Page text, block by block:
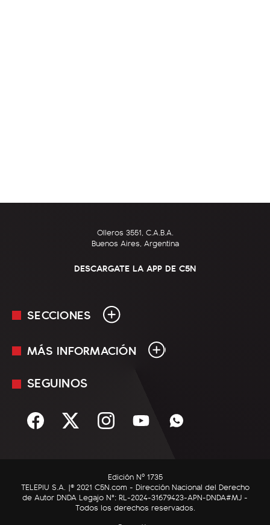
Olleros 3551, C.A.B.A.
Buenos Aires, Argentina
DESCARGATE LA APP DE C5N
SECCIONES
En Vivo
Sociedad
C5N Autos
RatingCero
MÁS INFORMACIÓN
Mediakit
Términos y condiciones
SEGUINOS
Edición Nº 1735
TELEPIU S.A. |© 2021 C5N.com - Dirección Nacional del Derecho
de Autor DNDA Legajo N°: RL-2024-31679423-APN-DNDA#MJ -
Todos los derechos reservados.